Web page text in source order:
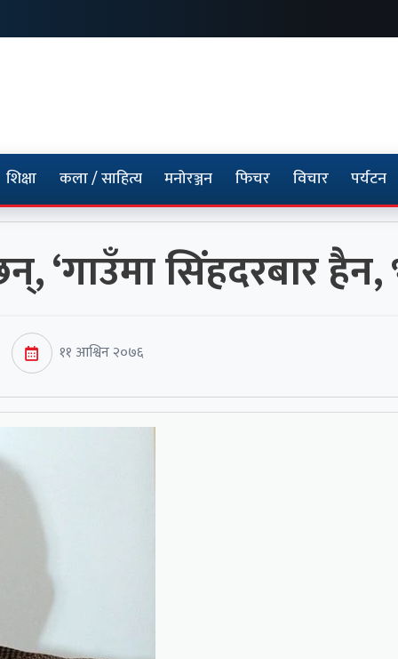
शिक्षा कला / साहित्य मनोरञ्जन फिचर विचार पर्यटन
‘गाउँमा सिंहदरबार हैन,
११ आश्विन २०७६